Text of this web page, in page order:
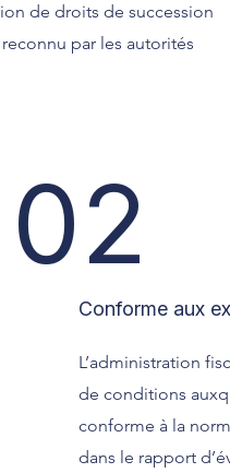
de droits de succession
par les autorités
02
Conforme aux
L’administration
de conditions
conforme à la
dans le rapport